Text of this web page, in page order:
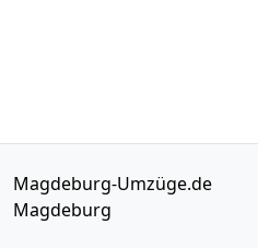
Magdeburg-Umzüge.de
Magdeburg